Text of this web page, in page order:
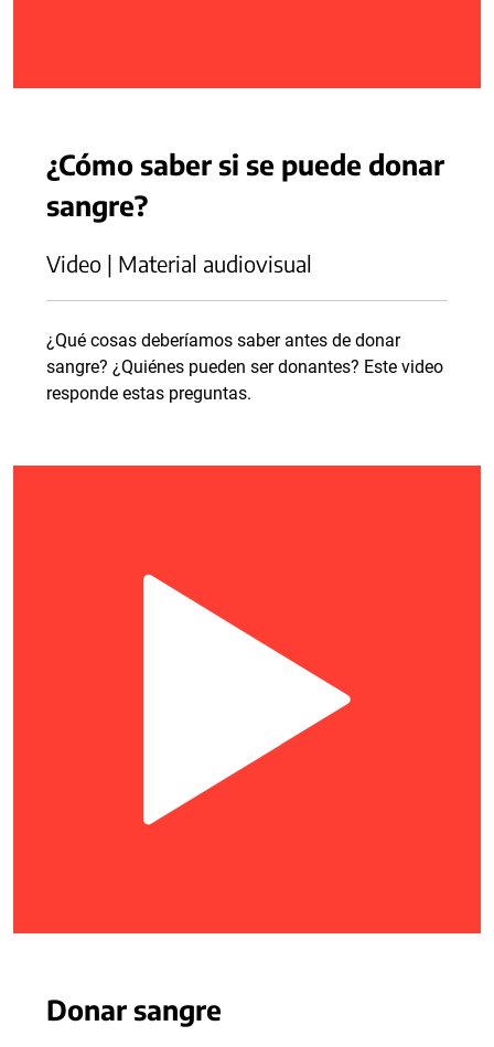
¿Cómo saber si se puede donar
sangre?
Video | Material audiovisual
¿Qué cosas deberíamos saber antes de donar
sangre? ¿Quiénes pueden ser donantes? Este video
responde estas preguntas.
Donar sangre